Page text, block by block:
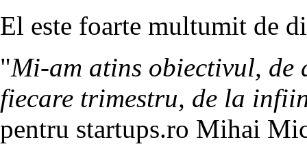
El este foarte multumit de
"Mi-am atins obiectivul, de
fiecare trimestru, de la
pentru startups.ro Mihai